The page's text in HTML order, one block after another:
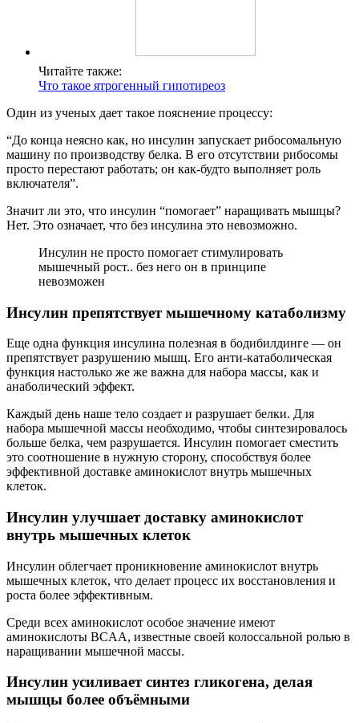
Читайте также:
Что такое ятрогенный гипотиреоз
Один из ученых дает такое пояснение процессу:
“До конца неясно как, но инсулин запускает рибосомальную
машину по производству белка. В его отсутствии рибосомы
просто перестают работать; он как-будто выполняет роль
включателя”.
Значит ли это, что инсулин “помогает” наращивать мышцы?
Нет. Это означает, что без инсулина это невозможно.
Инсулин не просто помогает стимулировать
мышечный рост.. без него он в принципе
невозможен
Инсулин препятствует мышечному катаболизму
Еще одна функция инсулина полезная в бодибилдинге — он
препятствует разрушению мышц. Его анти-катаболическая
функция настолько же же важна для набора массы, как и
анаболический эффект.
Каждый день наше тело создает и разрушает белки. Для
набора мышечной массы необходимо, чтобы синтезировалось
больше белка, чем разрушается. Инсулин помогает сместить
это соотношение в нужную сторону, способствуя более
эффективной доставке аминокислот внутрь мышечных
клеток.
Инсулин улучшает доставку аминокислот
внутрь мышечных клеток
Инсулин облегчает проникновение аминокислот внутрь
мышечных клеток, что делает процесс их восстановления и
роста более эффективным.
Среди всех аминокислот особое значение имеют
аминокислоты BCAA, известные своей колоссальной ролью в
наращивании мышечной массы.
Инсулин усиливает синтез гликогена, делая
мышцы более объёмными